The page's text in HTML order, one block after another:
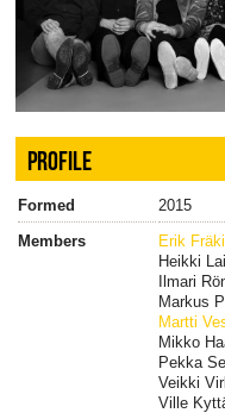
PROFILE
Formed
2015
Members
Erik Fräki
Heikki
Ilmari
Markus
Martti
Mikko
Pekka
Veikki
Ville